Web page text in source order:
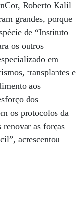
Roberto Kalil
grandes, porque
de “Instituto
os outros
em
transplantes e
aos
dos
os protocolos da
renovar as forças
acrescentou